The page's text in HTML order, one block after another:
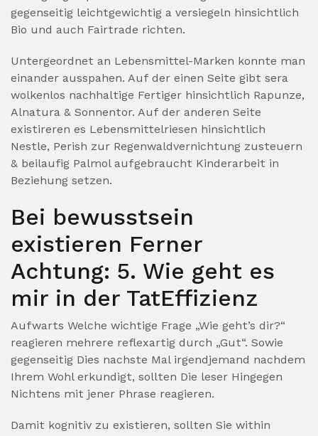
gegenseitig leichtgewichtig a versiegeln hinsichtlich
Bio und auch Fairtrade richten.
Untergeordnet an Lebensmittel-Marken konnte man
einander ausspahen. Auf der einen Seite gibt sera
wolkenlos nachhaltige Fertiger hinsichtlich Rapunze,
Alnatura & Sonnentor. Auf der anderen Seite
existireren es Lebensmittelriesen hinsichtlich
Nestle, Perish zur Regenwaldvernichtung zusteuern
& beilaufig Palmol aufgebraucht Kinderarbeit in
Beziehung setzen.
Bei bewusstsein
existieren Ferner
Achtung: 5. Wie geht es
mir in der TatEffizienz
Aufwarts Welche wichtige Frage „Wie geht’s dir?“
reagieren mehrere reflexartig durch „Gut“. Sowie
gegenseitig Dies nachste Mal irgendjemand nachdem
Ihrem Wohl erkundigt, sollten Die leser Hingegen
Nichtens mit jener Phrase reagieren.
Damit kognitiv zu existieren, sollten Sie within